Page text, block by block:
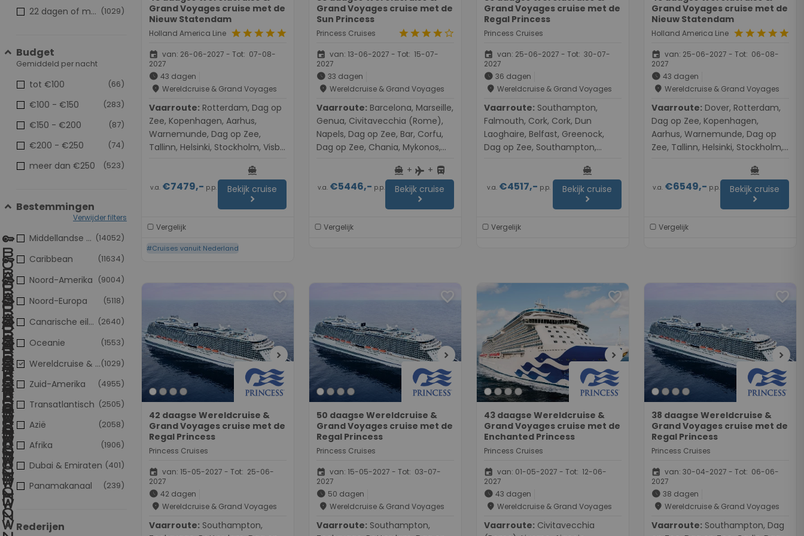
(1029)
22 dagen of meer
Budget
Gemiddeld per nacht
(66)
tot €100
(283)
€100 - €150
(87)
€150 - €200
(74)
€200 - €250
(523)
meer dan €250
Bestemmingen
Verwijder filters
(1029)
Wereldcruise & Grand Voyages
(14052)
Middellandse Zee
(11634)
Caribbean
(9004)
Noord-Amerika
(5118)
Noord-Europa
(4955)
Zuid-Amerika
(2640)
Canarische eilanden
(2505)
Transatlantisch
(2058)
Azië
(1906)
Afrika
(1553)
Oceanie
(401)
Dubai & Emiraten
(239)
Panamakanaal
Rederijen
Grand Voyages cruise met de
Nieuw Statendam
Holland America Line starstarstarstarstar
event van: 26-06-2027 - Tot: 07-08-
2027
schedule 43 dagen
place Wereldcruise & Grand Voyages
Vaarroute:
Zee, Kopenhagen, Aarhus,
Warnemunde, Dag op Zee,
Tallinn, Helsinki, Stockholm, Visby,
Dover, Rotterdam, Dag op Zee,
Kopenhagen, Aarhus, Dag op
Zee, Tilbury, Tilbury, Dag op Zee,
Isle of Portland, le Havre (Parijs),
Dag op Zee, Le Verdon, Bilbao,
Tangier, Malaga, Dag op Zee,
Porto, Dag op Zee, Dag op Zee,
v.a. €7479,- p.p.
directions_boat
Bekijk cruise
chevron_right
Vergelijk
#Cruises vanuit Nederland
Grand Voyages cruise met de
Sun Princess
Princess Cruises starstarstarstarstar_border
event van: 13-06-2027 - Tot: 15-07-
2027
schedule 33 dagen
place Wereldcruise & Grand Voyages
Vaarroute:
Genua, Civitavecchia (Rome),
Napels, Dag op Zee, Bar, Corfu,
Dag op Zee, Chania, Mykonos,
Messina, Dag op Zee, Fira
(Santorini), Mykonos, Kusadasi,
Chania, Athene, Heraklion,
Kusadasi, Fira (Santorini),
Mykonos, Chania, Dag op Zee,
v.a.€5446,- p.p.
directions_boat + flight + directions_bus
Bekijk cruise
chevron_right
Vergelijk
Grand Voyages cruise met de
Regal Princess
Princess Cruises
event van: 25-06-2027 - Tot: 30-07-
2027
schedule 36 dagen
place Wereldcruise & Grand Voyages
Vaarroute:
Falmouth, Cork, Cork, Dun
Laoghaire, Belfast, Greenock,
Dag op Zee, Southampton,
Zee, Hamburg, Dag op Zee,
Skagen, Kopenhagen,
Kristiansand, Skagen, Stavanger,
Nordfjordeid, Molde, Dag op Zee,
Akureyri, Isafjordur,
op Zee, Isle of Portland,
Southampton
v.a.€4517,- p.p.
directions_boat
Bekijk cruise
chevron_right
Vergelijk
Grand Voyages cruise met de
Nieuw Statendam
Holland America Line starstarstarstarstar
event van: 25-06-2027 - Tot: 06-08-
2027
schedule 43 dagen
place Wereldcruise & Grand Voyages
Vaarroute:
Dag op Zee, Kopenhagen,
Aarhus, Warnemunde, Dag op
Zee, Tallinn, Helsinki, Stockholm,
Zee, Dover, Rotterdam, Dag op
Zee, Kopenhagen, Aarhus, Dag
op Zee, Tilbury, Tilbury, Dag op
Zee, Isle of Portland, le Havre
(Parijs), Dag op Zee, Le Verdon,
Porto, Dag op Zee, Dag op Zee,
v.a.€6549,- p.p.
directions_boat
Bekijk cruise
chevron_right
Vergelijk
favorite
chevron_right
42 daagse Wereldcruise &
Grand Voyages cruise met de
Regal Princess
Princess Cruises
event van: 15-05-2027 - Tot: 25-06-
2027
schedule 42 dagen
place Wereldcruise & Grand Voyages
Vaarroute:
favorite
chevron_right
50 daagse Wereldcruise &
Grand Voyages cruise met de
Regal Princess
Princess Cruises
event van: 15-05-2027 - Tot: 03-07-
2027
schedule 50 dagen
place Wereldcruise & Grand Voyages
Vaarroute:
favorite
chevron_right
43 daagse Wereldcruise &
Grand Voyages cruise met de
Enchanted Princess
Princess Cruises
event van: 01-05-2027 - Tot: 12-06-
2027
schedule 43 dagen
place Wereldcruise & Grand Voyages
Vaarroute:
favorite
chevron_right
38 daagse Wereldcruise &
Grand Voyages cruise met de
Regal Princess
Princess Cruises
event van: 30-04-2027 - Tot: 06-06-
2027
schedule 38 dagen
place Wereldcruise & Grand Voyages
Vaarroute: